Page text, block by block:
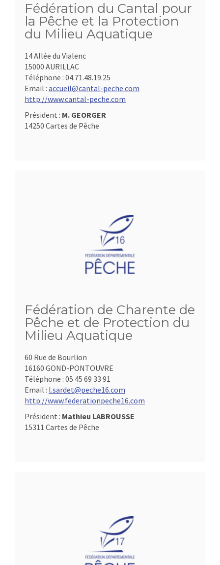
Fédération du Cantal pour
la Pêche et la Protection
du Milieu Aquatique
14 Allée du Vialenc
15000 AURILLAC
Téléphone : 04.71.48.19.25
Email : accueil@cantal-peche.com
http://www.cantal-peche.com
Président : M. GEORGER
14250 Cartes de Pêche
Fédération de Charente de
Pêche et de Protection du
Milieu Aquatique
60 Rue de Bourlion
16160 GOND-PONTOUVRE
Téléphone : 05 45 69 33 91
Email : l.sardet@peche16.com
http://www.federationpeche16.com
Président : Mathieu LABROUSSE
15311 Cartes de Pêche